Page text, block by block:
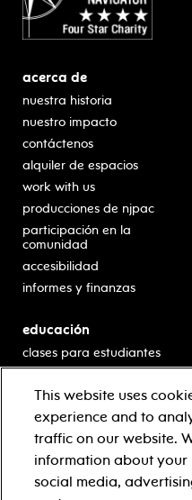
acerca de
nuestra historia
nuestro impacto
contáctenos
alquiler de espacios
work with us
producciones de njpac
participación en la
comunidad
accesibilidad
informes y finanzas
educación
clases para estudiantes
escolar
residencias en escuelas
desarrollo profesional
recursos para docentes
comuníquese con el
equipo educativo
This website uses
experience and to
traffic on our website.
information about your
social media,